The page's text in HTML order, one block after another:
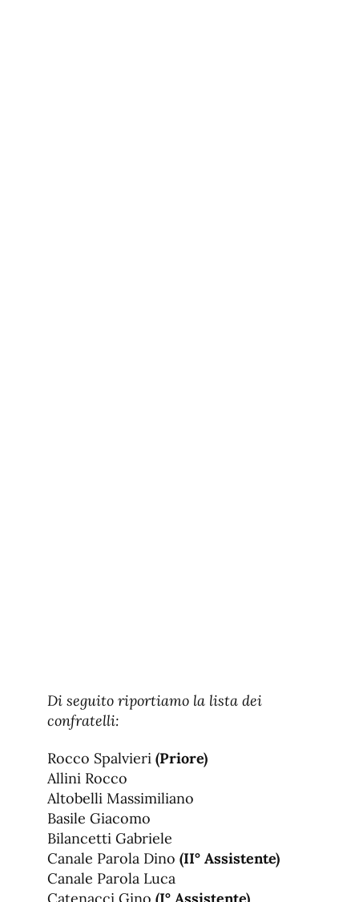
Di seguito riportiamo la lista dei
confratelli:
Rocco Spalvieri (Priore)
Allini Rocco
Altobelli Massimiliano
Basile Giacomo
Bilancetti Gabriele
Canale Parola Dino (II° Assistente)
Canale Parola Luca